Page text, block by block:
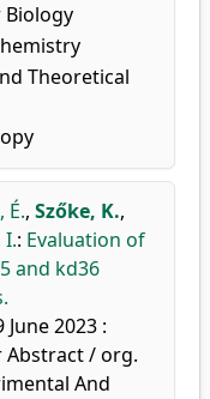
Biology
Theoretical
É., Szőke, K.,
I.: Evaluation of
and kd36
2023 :
Abstract / org.
And